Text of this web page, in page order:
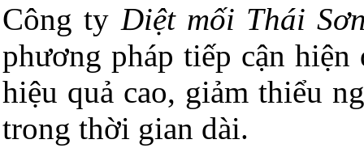
Công ty Diệt mối Thái
phương pháp tiếp cận
hiệu quả cao, giảm thiểu
trong thời gian dài.